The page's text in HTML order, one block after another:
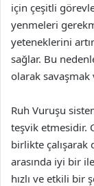
için çeşitli
yenmeleri
yeteneklerini
sağlar. Bu
olarak
Ruh Vuruşu
teşvik etmesidir.
birlikte çalışarak
arasında iyi bir
hızlı ve etkili bir